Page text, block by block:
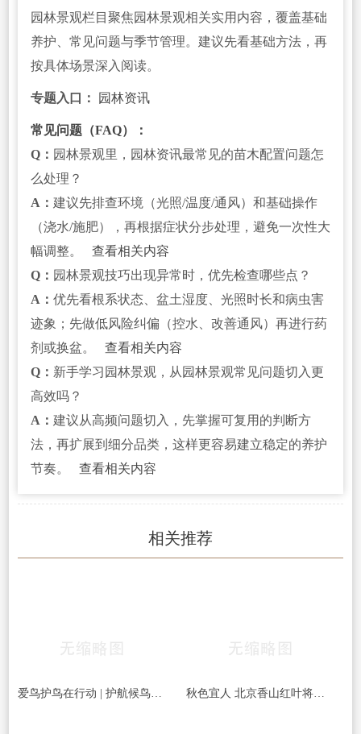
园林景观栏目聚焦园林景观相关实用内容，覆盖基础
养护、常见问题与季节管理。建议先看基础方法，再
按具体场景深入阅读。
专题入口： 园林资讯
常见问题（FAQ）：
Q： 园林景观里，园林资讯最常见的苗木配置问题怎
么处理？
A： 建议先排查环境（光照/温度/通风）和基础操作
（浇水/施肥），再根据症状分步处理，避免一次性大
幅调整。
查看相关内容
Q： 园林景观技巧出现异常时，优先检查哪些点？
A： 优先看根系状态、盆土湿度、光照时长和病虫害
迹象；先做低风险纠偏（控水、改善通风）再进行药
剂或换盆。
查看相关内容
Q： 新手学习园林景观，从园林景观常见问题切入更
高效吗？
A： 建议从高频问题切入，先掌握可复用的判断方
法，再扩展到细分品类，这样更容易建立稳定的养护
节奏。
查看相关内容
相关推荐
爱鸟护鸟在行动 | 护航候鸟迁徙，守护鸟类家园！哈尔滨青少年在行动…… 秋色宜人 北京香山红叶将迎最佳观赏期